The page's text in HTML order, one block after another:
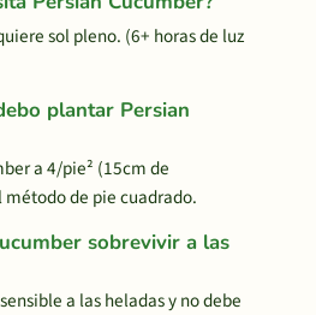
sol pleno. (6+ horas de luz
plantar Persian
a 4/pie² (15cm de
de pie cuadrado.
sobrevivir a las
a las heladas y no debe